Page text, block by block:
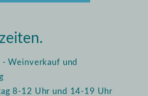
Weinverkauf und
8-12 Uhr und 14-19 Uhr